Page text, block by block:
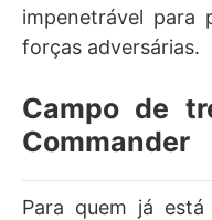
impenetrável para
forças adversárias.
Campo de
Commander
Para quem já